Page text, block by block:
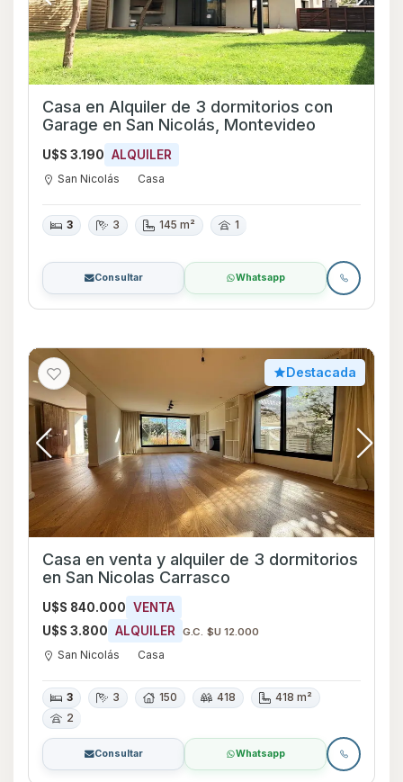
Casa en Alquiler de 3 dormitorios con
Garage en San Nicolás, Montevideo
U$S 3.190 ALQUILER
San Nicolás Casa
3 3 145 m² 1
Consultar Whatsapp
Destacada
Casa en venta y alquiler de 3 dormitorios
en San Nicolas Carrasco
U$S 840.000 VENTA
U$S 3.800 ALQUILER G.C. $U 12.000
San Nicolás Casa
3 3 150 418
418 m²
2
Consultar Whatsapp